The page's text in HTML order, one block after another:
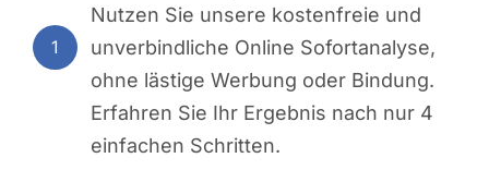
1
Nutzen Sie unsere kostenfreie und
unverbindliche Online Sofortanalyse,
ohne lästige Werbung oder Bindung.
Erfahren Sie Ihr Ergebnis nach nur 4
einfachen Schritten.